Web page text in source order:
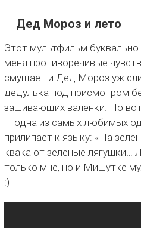
Дед Мороз и лето
Этот мультфильм
меня противоречивые
смущает и Дед Мороз уж
дедулька под присмотром
зашивающих валенки. Но
— одна из самых любимых
прилипает к языку: «На
квакают зеленые лягушки…
только мне, но и Мишутке
:)